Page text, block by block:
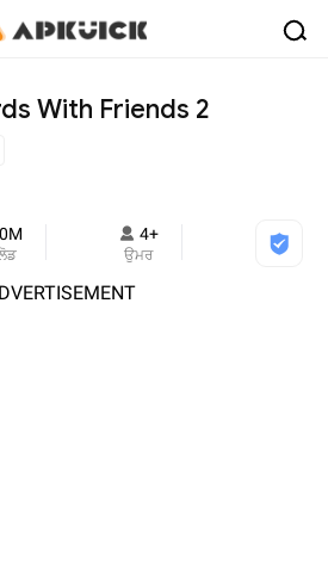
With Friends 2
4+
ਉਮਰ